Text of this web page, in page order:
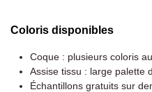
Coloris disponibles
Coque : plusieurs coloris
Assise tissu : large palette
Échantillons gratuits sur